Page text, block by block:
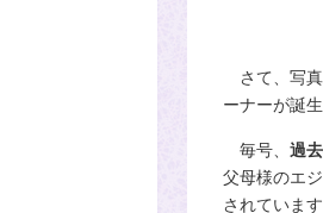
さて、写
ーナーが誕生
毎号、 過
父母様のエ
されています